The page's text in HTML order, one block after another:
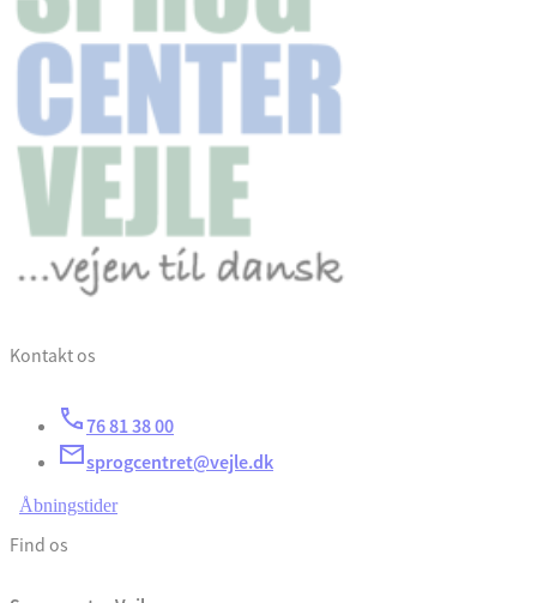
Kontakt os
76 81 38 00
sprogcentret@vejle.dk
Åbningstider
Find os